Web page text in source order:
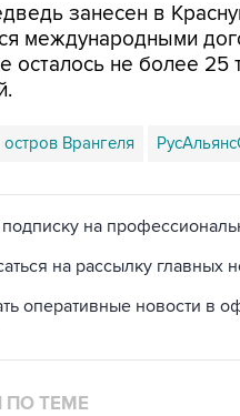
занесен в
международными
осталось не более 25
остров Врангеля
подписку на
на рассылку главных
оперативные новости в
ПО ТЕМЕ